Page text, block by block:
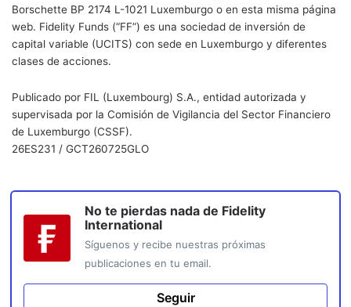
Borschette BP 2174 L-1021 Luxemburgo o en esta misma página
web. Fidelity Funds (“FF”) es una sociedad de inversión de
capital variable (UCITS) con sede en Luxemburgo y diferentes
clases de acciones.
Publicado por FIL (Luxembourg) S.A., entidad autorizada y
supervisada por la Comisión de Vigilancia del Sector Financiero
de Luxemburgo (CSSF).
26ES231 / GCT260725GLO
No te pierdas nada de Fidelity
International
Síguenos y recibe nuestras próximas
publicaciones en tu email.
Seguir